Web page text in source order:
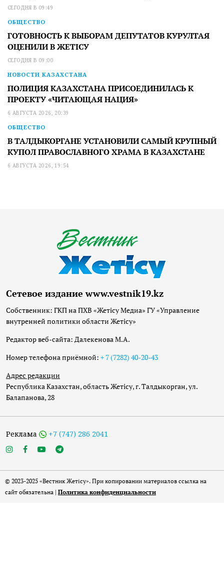
СЕГОДНЯ В 09:49
ОБЩЕСТВО
ГОТОВНОСТЬ К ВЫБОРАМ ДЕПУТАТОВ КУРУЛТАЯ
ОЦЕНИЛИ В ЖЕТІСУ
СЕГОДНЯ В 09:00
НОВОСТИ КАЗАХСТАНА
ПОЛИЦИЯ КАЗАХСТАНА ПРИСОЕДИНИЛАСЬ К
ПРОЕКТУ «ЧИТАЮЩАЯ НАЦИЯ»
6 АВГУСТА 2026, 20:39
ОБЩЕСТВО
В ТАЛДЫКОРГАНЕ УСТАНОВИЛИ САМЫЙ КРУПНЫЙ
КУПОЛ ПРАВОСЛАВНОГО ХРАМА В КАЗАХСТАНЕ
6 АВГУСТА 2026, 19:54
Сетевое издание www.vestnik19.kz
Собственник: ГКП на ПХВ «Жетісу Медиа» ГУ «Управление
внутренней политики области Жетісу»
Редактор веб-сайта: Далекенова М.А.
Номер телефона приёмной: + 7 (7282) 40-20-43
Адрес редакции
Республика Казахстан, область Жетісу, г. Талдыкорган, ул.
Балапанова, 28
Реклама +7 (747) 286 2041
© 2023-2025 «Вестник Жетісу». При копировании материалов ссылка на
сайт обязательна | Политика конфиденциальности